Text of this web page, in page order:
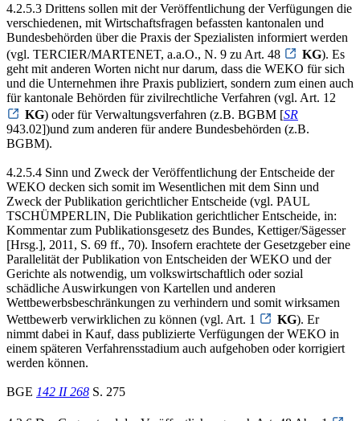
4.2.5.3 Drittens sollen mit der Veröffentlichung der Verfügungen die
verschiedenen, mit Wirtschaftsfragen befassten kantonalen und
Bundesbehörden über die Praxis der Spezialisten informiert werden
(vgl. TERCIER/MARTENET, a.a.O., N. 9 zu Art. 48
KG). Es
geht mit anderen Worten nicht nur darum, dass die WEKO für sich
und die Unternehmen ihre Praxis publiziert, sondern zum einen auch
für kantonale Behörden für zivilrechtliche Verfahren (vgl. Art. 12
KG) oder für Verwaltungsverfahren (z.B. BGBM [SR
943.02])und zum anderen für andere Bundesbehörden (z.B.
BGBM).
4.2.5.4 Sinn und Zweck der Veröffentlichung der Entscheide der
WEKO decken sich somit im Wesentlichen mit dem Sinn und
Zweck der Publikation gerichtlicher Entscheide (vgl. PAUL
TSCHÜMPERLIN, Die Publikation gerichtlicher Entscheide, in:
Kommentar zum Publikationsgesetz des Bundes, Kettiger/Sägesser
[Hrsg.], 2011, S. 69 ff., 70). Insofern erachtete der Gesetzgeber eine
Parallelität der Publikation von Entscheiden der WEKO und der
Gerichte als notwendig, um volkswirtschaftlich oder sozial
schädliche Auswirkungen von Kartellen und anderen
Wettbewerbsbeschränkungen zu verhindern und somit wirksamen
Wettbewerb verwirklichen zu können (vgl. Art. 1
KG). Er
nimmt dabei in Kauf, dass publizierte Verfügungen der WEKO in
einem späteren Verfahrensstadium auch aufgehoben oder korrigiert
werden können.
BGE 142 II 268 S. 275